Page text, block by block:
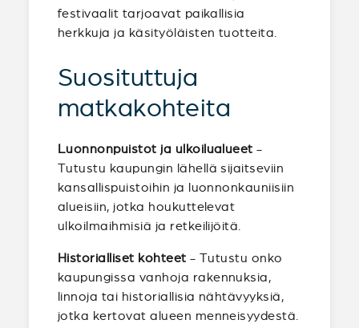
festivaalit tarjoavat paikallisia
herkkuja ja käsityöläisten tuotteita.
Suosituttuja
matkakohteita
Luonnonpuistot ja ulkoilualueet -
Tutustu kaupungin lähellä sijaitseviin
kansallispuistoihin ja luonnonkauniisiin
alueisiin, jotka houkuttelevat
ulkoilmaihmisiä ja retkeilijöitä.
Historialliset kohteet - Tutustu onko
kaupungissa vanhoja rakennuksia,
linnoja tai historiallisia nähtävyyksiä,
jotka kertovat alueen menneisyydestä.